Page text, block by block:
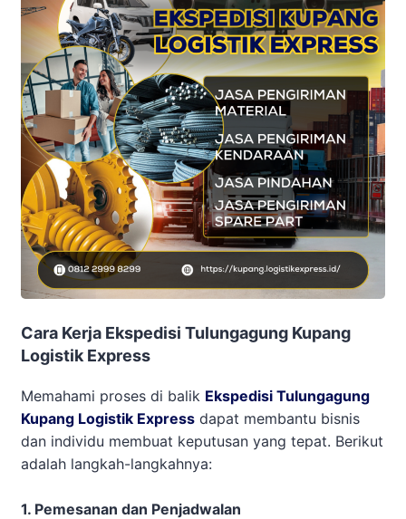
Cara Kerja Ekspedisi Tulungagung Kupang
Logistik Express
Memahami proses di balik Ekspedisi Tulungagung
Kupang Logistik Express dapat membantu bisnis
dan individu membuat keputusan yang tepat. Berikut
adalah langkah-langkahnya:
1. Pemesanan dan Penjadwalan